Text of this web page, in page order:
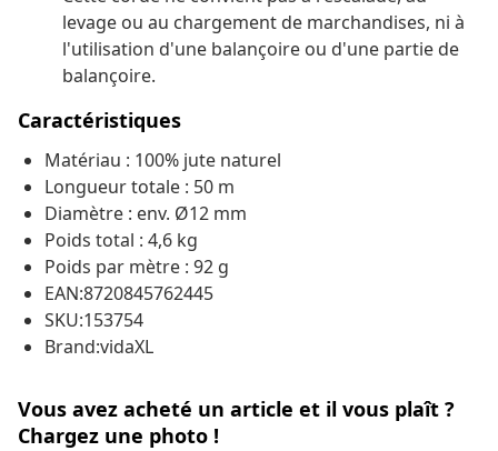
levage ou au chargement de marchandises, ni à
l'utilisation d'une balançoire ou d'une partie de
balançoire.
Caractéristiques
Matériau : 100% jute naturel
Longueur totale : 50 m
Diamètre : env. Ø12 mm
Poids total : 4,6 kg
Poids par mètre : 92 g
EAN:8720845762445
SKU:153754
Brand:vidaXL
Vous avez acheté un article et il vous plaît ?
Chargez une photo !